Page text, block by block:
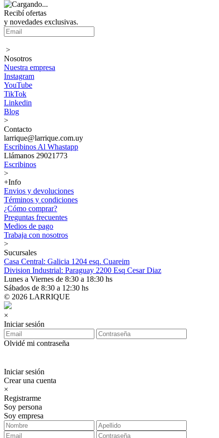
Recibí ofertas
y novedades exclusivas.
>
Nosotros
Nuestra empresa
Instagram
YouTube
TikTok
Linkedin
Blog
>
Contacto
larrique@larrique.com.uy
Escribinos Al Whastapp
Llámanos 29021773
Escribinos
>
+Info
Envios y devoluciones
Términos y condiciones
¿Cómo comprar?
Preguntas frecuentes
Medios de pago
Trabaja con nosotros
>
Sucursales
Casa Central: Galicia 1204 esq. Cuareim
Division Industrial: Paraguay 2200 Esq Cesar Diaz
Lunes a Viernes de 8:30 a 18:30 hs
Sábados de 8:30 a 12:30 hs
© 2026 LARRIQUE
×
Iniciar sesión
Olvidé mi contraseña
Iniciar sesión
Crear una cuenta
×
Registrarme
Soy persona
Soy empresa